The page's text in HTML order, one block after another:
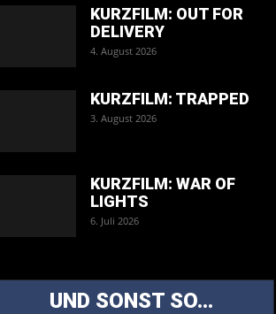
KURZFILM: OUT FOR
DELIVERY
4. August 2026
KURZFILM: TRAPPED
3. August 2026
KURZFILM: WAR OF
LIGHTS
6. Juli 2026
UND SONST SO...